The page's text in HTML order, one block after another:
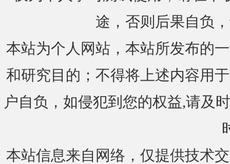
途，否则后果自负
本站为个人网站，本站所发布的
和研究目的；不得将上述内容用
户自负，如侵犯到您的权益,请及
本站信息来自网络，仅提供技术